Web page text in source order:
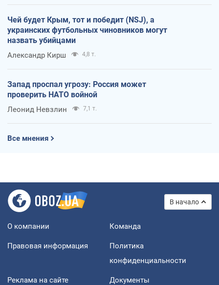
Чей будет Крым, тот и победит (NSJ), а
украинских футбольных чиновников могут
назвать убийцами
Александр Кирш 4,8 т.
Запад проспал угрозу: Россия может
проверить НАТО войной
Леонид Невзлин 7,1 т.
Все мнения
В начало
О компании Команда
Правовая информация
Политика
конфиденциальности
Реклама на сайте Документы